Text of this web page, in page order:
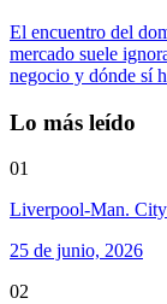
El encuentro del
mercado suele
negocio y dónde sí
Lo más leído
01
Liverpool-Man.
25 de junio, 2026
02